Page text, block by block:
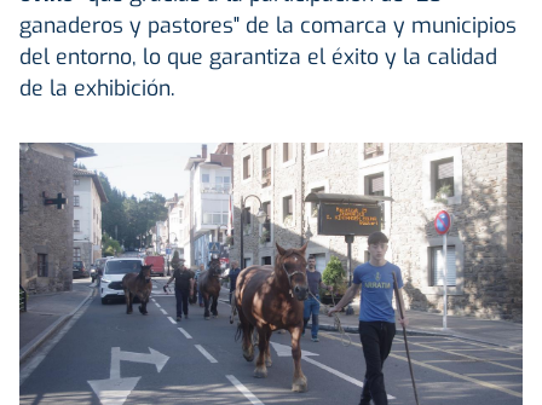
ganaderos y pastores" de la comarca y municipios
del entorno, lo que garantiza el éxito y la calidad
de la exhibición.